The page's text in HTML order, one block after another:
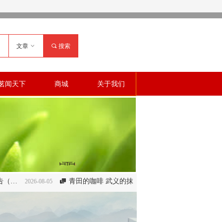
闻天下 商城 关于我们
끠 搜索
文章 ꀁ
2026-08-05
 青田的咖啡 武义的抹茶 产业发展何以“清醒”